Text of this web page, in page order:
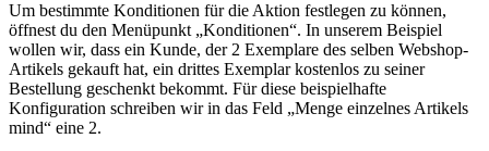
Um bestimmte Konditionen für die Aktion festlegen zu können,
öffnest du den Menüpunkt „Konditionen“. In unserem Beispiel
wollen wir, dass ein Kunde, der 2 Exemplare des selben Webshop-
Artikels gekauft hat, ein drittes Exemplar kostenlos zu seiner
Bestellung geschenkt bekommt. Für diese beispielhafte
Konfiguration schreiben wir in das Feld „Menge einzelnes Artikels
mind“ eine 2.